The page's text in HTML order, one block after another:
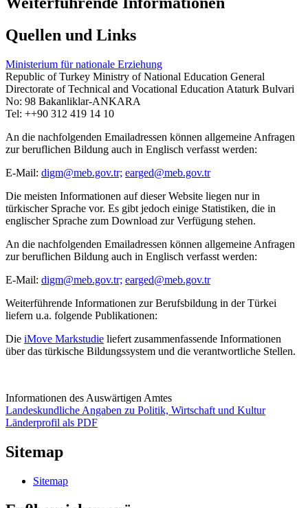
Quellen und Links
Ministerium für nationale Erziehung
Republic of Turkey Ministry of National Education General
Directorate of Technical and Vocational Education Ataturk Bulvari
No: 98 Bakanliklar-ANKARA
Tel: ++90 312 419 14 10
An die nachfolgenden Emailadressen können allgemeine Anfragen
zur beruflichen Bildung auch in Englisch verfasst werden:
E-Mail: digm@meb.gov.tr; earged@meb.gov.tr
Die meisten Informationen auf dieser Website liegen nur in
türkischer Sprache vor. Es gibt jedoch einige Statistiken, die in
englischer Sprache zum Download zur Verfügung stehen.
An die nachfolgenden Emailadressen können allgemeine Anfragen
zur beruflichen Bildung auch in Englisch verfasst werden:
E-Mail: digm@meb.gov.tr; earged@meb.gov.tr
Weiterführende Informationen zur Berufsbildung in der Türkei
liefern u.a. folgende Publikationen:
Die iMove Markstudie liefert zusammenfassende Informationen
über das türkische Bildungssystem und die verantwortliche Stellen.
Informationen des Auswärtigen Amtes
Landeskundliche Angaben zu Politik, Wirtschaft und Kultur
Länderprofil als PDF
Sitemap
Sitemap